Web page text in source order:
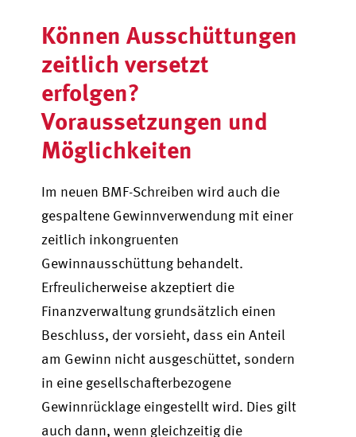
Können Ausschüttungen
zeitlich versetzt
erfolgen?
Voraussetzungen und
Möglichkeiten
Im neuen BMF-Schreiben wird auch die
gespaltene Gewinnverwendung mit einer
zeitlich inkongruenten
Gewinnausschüttung behandelt.
Erfreulicherweise akzeptiert die
Finanzverwaltung grundsätzlich einen
Beschluss, der vorsieht, dass ein Anteil
am Gewinn nicht ausgeschüttet, sondern
in eine gesellschafterbezogene
Gewinnrücklage eingestellt wird. Dies gilt
auch dann, wenn gleichzeitig die